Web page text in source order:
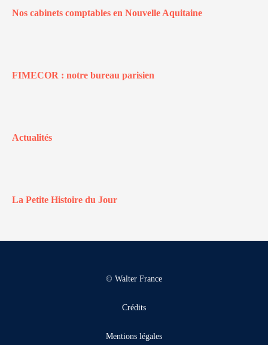
Nos cabinets comptables en Nouvelle Aquitaine
FIMECOR : notre bureau parisien
Actualités
La Petite Histoire du Jour
© Walter France
Crédits
Mentions légales